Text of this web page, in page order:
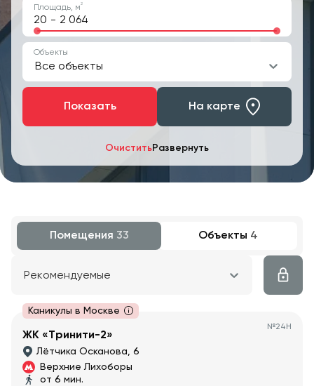
ОчиститьРазвернуть
Площадь, м2
-
Объекты
Все объекты
Показать На карте
Помещения 33 Объекты 4
Рекомендуемые
Каникулы в Москве
№24Н
ЖК «Тринити-2»
Лётчика Осканова, 6
Верхние Лихоборы
от 6 мин.